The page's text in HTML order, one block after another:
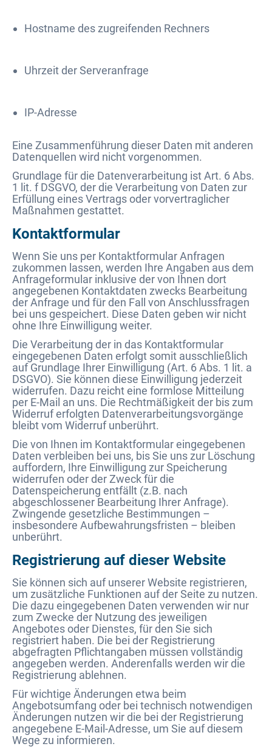
Hostname des zugreifenden Rechners
Uhrzeit der Serveranfrage
IP-Adresse
Eine Zusammenführung dieser Daten mit anderen
Datenquellen wird nicht vorgenommen.
Grundlage für die Datenverarbeitung ist Art. 6 Abs.
1 lit. f DSGVO, der die Verarbeitung von Daten zur
Erfüllung eines Vertrags oder vorvertraglicher
Maßnahmen gestattet.
Kontaktformular
Wenn Sie uns per Kontaktformular Anfragen
zukommen lassen, werden Ihre Angaben aus dem
Anfrageformular inklusive der von Ihnen dort
angegebenen Kontaktdaten zwecks Bearbeitung
der Anfrage und für den Fall von Anschlussfragen
bei uns gespeichert. Diese Daten geben wir nicht
ohne Ihre Einwilligung weiter.
Die Verarbeitung der in das Kontaktformular
eingegebenen Daten erfolgt somit ausschließlich
auf Grundlage Ihrer Einwilligung (Art. 6 Abs. 1 lit. a
DSGVO). Sie können diese Einwilligung jederzeit
widerrufen. Dazu reicht eine formlose Mitteilung
per E-Mail an uns. Die Rechtmäßigkeit der bis zum
Widerruf erfolgten Datenverarbeitungsvorgänge
bleibt vom Widerruf unberührt.
Die von Ihnen im Kontaktformular eingegebenen
Daten verbleiben bei uns, bis Sie uns zur Löschung
auffordern, Ihre Einwilligung zur Speicherung
widerrufen oder der Zweck für die
Datenspeicherung entfällt (z.B. nach
abgeschlossener Bearbeitung Ihrer Anfrage).
Zwingende gesetzliche Bestimmungen –
insbesondere Aufbewahrungsfristen – bleiben
unberührt.
Registrierung auf dieser Website
Sie können sich auf unserer Website registrieren,
um zusätzliche Funktionen auf der Seite zu nutzen.
Die dazu eingegebenen Daten verwenden wir nur
zum Zwecke der Nutzung des jeweiligen
Angebotes oder Dienstes, für den Sie sich
registriert haben. Die bei der Registrierung
abgefragten Pflichtangaben müssen vollständig
angegeben werden. Anderenfalls werden wir die
Registrierung ablehnen.
Für wichtige Änderungen etwa beim
Angebotsumfang oder bei technisch notwendigen
Änderungen nutzen wir die bei der Registrierung
angegebene E-Mail-Adresse, um Sie auf diesem
Wege zu informieren.